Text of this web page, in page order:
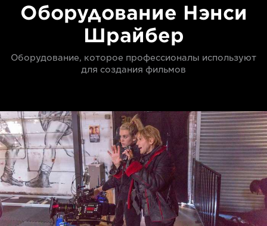
Оборудование Нэнси
Шрайбер
Оборудование, которое профессионалы используют
для создания фильмов